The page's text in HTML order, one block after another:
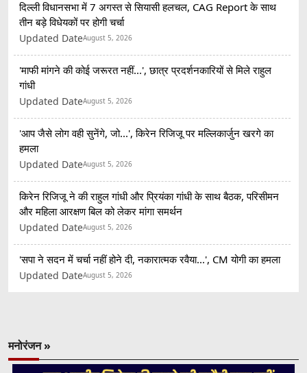
दिल्ली विधानसभा में 7 अगस्त से सियासी हलचल, CAG Report के साथ
तीन बड़े विधेयकों पर होगी चर्चा
Updated DateAugust 5, 2026
'माफी मांगने की कोई जरूरत नहीं...', छात्र प्रदर्शनकारियों से मिले राहुल
गांधी
Updated DateAugust 5, 2026
'आप जैसे लोग वही सुनेंगे, जो...', किरेन रिजिजू पर मल्लिकार्जुन खरगे का
हमला
Updated DateAugust 5, 2026
किरेन रिजिजू ने की राहुल गांधी और प्रियंका गांधी के साथ बैठक, परिसीमन
और महिला आरक्षण बिल को लेकर मांगा समर्थन
Updated DateAugust 5, 2026
'सपा ने सदन में चर्चा नहीं होने दी, नकारात्मक रवैया...', CM योगी का हमला
Updated DateAugust 5, 2026
मनोरंजन »